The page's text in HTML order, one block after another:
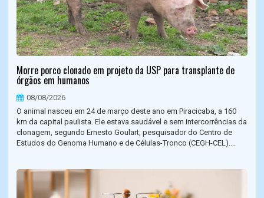
Morre porco clonado em projeto da USP para transplante de
órgãos em humanos
08/08/2026
O animal nasceu em 24 de março deste ano em Piracicaba, a 160
km da capital paulista. Ele estava saudável e sem intercorrências da
clonagem, segundo Ernesto Goulart, pesquisador do Centro de
Estudos do Genoma Humano e de Células-Tronco (CEGH-CEL)....